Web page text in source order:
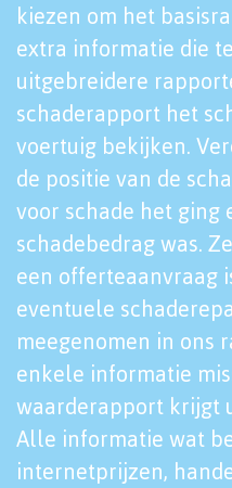
kiezen om het
extra informatie die
uitgebreidere
schaderapport het
voertuig bekijken.
de positie van de
voor schade het ging
schadebedrag was.
een offerteaanvraag
eventuele
meegenomen in ons
enkele informatie
waarderapport krijgt
Alle informatie wat
internetprijzen,